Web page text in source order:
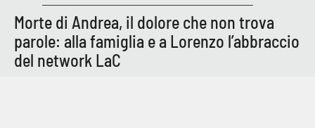
Morte di Andrea, il dolore che non trova
parole: alla famiglia e a Lorenzo l’abbraccio
del network LaC